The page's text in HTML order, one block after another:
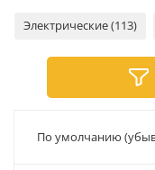
Электрические (113)
По умолчанию